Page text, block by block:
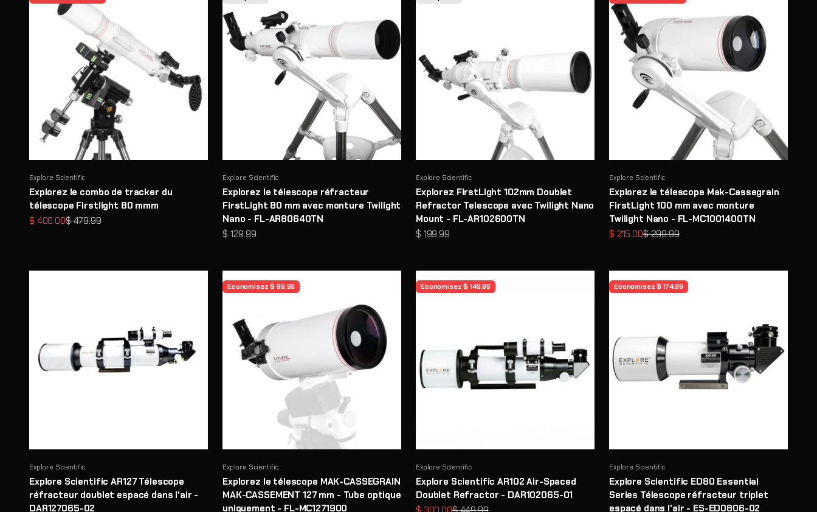
Explore Scientific
Explorez le combo de tracker du
télescope Firstlight 80 mmm
Prix de vente
$ 400.00Prix normal
$ 479.99
Explore Scientific
Explorez le télescope réfracteur
FirstLight 80 mm avec monture Twilight
Nano - FL-AR80640TN
Prix de vente
$ 129.99
Explore Scientific
Explorez FirstLight 102mm Doublet
Refractor Telescope avec Twilight Nano
Mount - FL-AR102600TN
Prix de vente
$ 199.99
Explore Scientific
Explorez le télescope Mak-Cassegrain
FirstLight 100 mm avec monture
Twilight Nano - FL-MC1001400TN
Prix de vente
$ 215.00Prix normal
$ 299.99
Explore Scientific
Explore Scientific AR127 Télescope
réfracteur doublet espacé dans l'air -
DAR127065-02
Economisez $ 99.99
Explore Scientific
Explorez le télescope MAK-CASSEGRAIN
MAK-CASSEMENT 127 mm - Tube optique
uniquement - FL-MC1271900
Economisez $ 149.99
Explore Scientific
Explore Scientific AR102 Air-Spaced
Doublet Refractor - DAR102065-01
Prix de ventePrix normal
Economisez $ 174.99
Explore Scientific
Explore Scientific ED80 Essential
Series Télescope réfracteur triplet
espacé dans l'air - ES-ED0806-02